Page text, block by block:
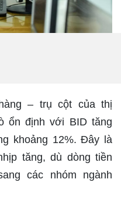
– trụ cột của thị
ổn định với BID tăng
khoảng 12%. Đây là
tăng, dù dòng tiền
các nhóm ngành